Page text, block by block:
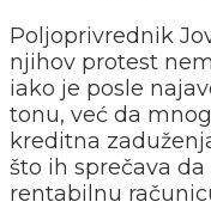
Poljoprivrednik
njihov protest
iako je posle
tonu, već da
kreditna
što ih sprečava
rentabilnu